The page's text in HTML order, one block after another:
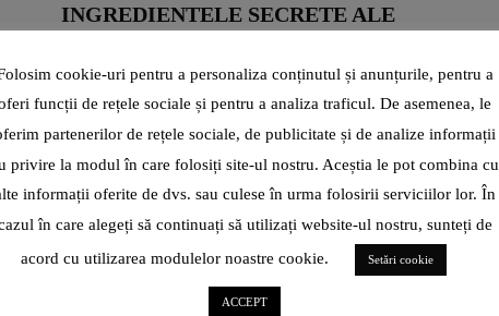
INGREDIENTELE SECRETE ALE
Se vehiculează un clișeu în zilele noastre, cum că femeile,
după vârsta de 30 de ani au o altă criză
CITEȘTE ARTICOL
SHARE
cookie-uri pentru a personaliza conținutul și anunțurile, pentru a
funcții de rețele sociale și pentru a analiza traficul. De asemenea, le
partenerilor de rețele sociale, de publicitate și de analize informații
privire la modul în care folosiți site-ul nostru. Aceștia le pot combina cu
informații oferite de dvs. sau culese în urma folosirii serviciilor lor. În
în care alegeți să continuați să utilizați website-ul nostru, sunteți de
acord cu utilizarea modulelor noastre cookie.
Setări cookie
ACCEPT